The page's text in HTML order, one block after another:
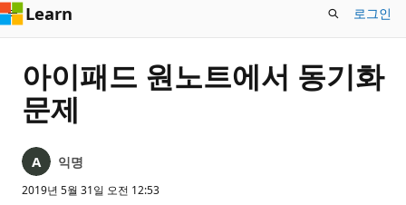
Learn 로그인
아이패드 원노트에서 동기화
문제
익명
2019년 5월 31일 오전 12:53